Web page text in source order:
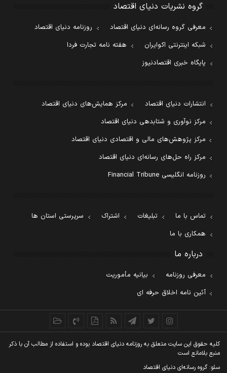
گروه نشریات دنیای اقتصاد
معرفی گروه رسانه‌ای دنیای اقتصاد
روزنامه دنیای اقتصاد
شبکه اینترنتی اکوایران
هفته نامه تجارت فردا
پایگاه خبری اقتصادنیوز
انتشارات دنیای اقتصاد
مرکز همایش‌های دنیای اقتصاد
مرکز نوآوری و شتابدهی دنیای اقتصاد
مرکز پژوهش‌های مالی و اقتصادی دنیای اقتصاد
مرکز راه حل‌های رسانه‌ای دنیای اقتصاد
روزنامه انگلیسی Financial Tribune
تماس با ما تبلیغات اشتراک
سرپرستی استان ها
همکاری با ما
درباره ما
معرفی روزنامه
بیانیه مأموریت
آئین نامه اخلاق حرفه ای
کليه حقوق اين سايت متعلق به روزنامه دنيای اقتصاد بوده و استفاده از مطالب آن با ذکر
منبع بلامانع است
سئو: گروه رسانه‌ای دنیای اقتصاد